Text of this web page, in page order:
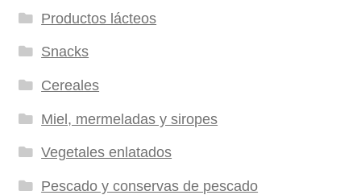
Productos lácteos
Snacks
Cereales
Miel, mermeladas y siropes
Vegetales enlatados
Pescado y conservas de pescado